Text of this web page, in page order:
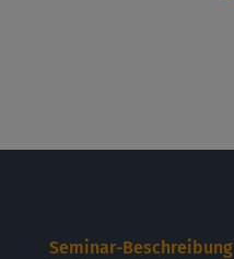
Seminar-Beschreibung